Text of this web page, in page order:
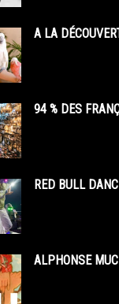
A LA
94 % DES
RED BULL
ALPHONSE